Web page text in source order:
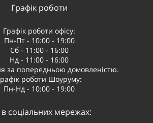
Графік роботи
Графік роботи офісу:
Пн-Пт - 10:00 - 19:00
Сб - 11:00 - 16:00
Нд - 11:00 - 16:00
за попередньою домовленістю.
роботи Шоуруму:
Пн-Нд - 10:00 - 19:00
соціальних мережах: